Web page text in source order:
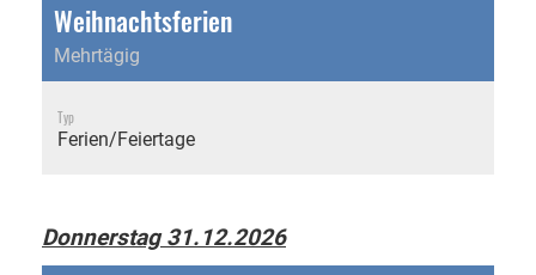
Weihnachtsferien
Mehrtägig
Typ
Ferien/Feiertage
Donnerstag 31.12.2026